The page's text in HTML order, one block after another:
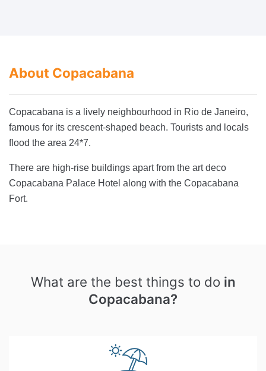
About Copacabana
Copacabana is a lively neighbourhood in Rio de Janeiro,
famous for its crescent-shaped beach. Tourists and locals
flood the area 24*7.
There are high-rise buildings apart from the art deco
Copacabana Palace Hotel along with the Copacabana
Fort.
What are the best things to do in
Copacabana?